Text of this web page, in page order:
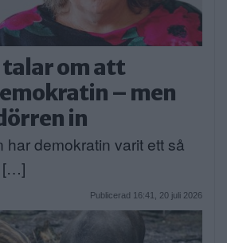
talar om att
– men
in
har demokratin varit ett så
[…]
Publicerad 16:41, 20 juli 2026